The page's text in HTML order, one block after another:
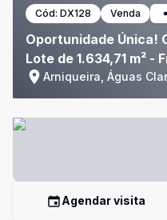
Cód: DX128 Venda
Oportunidade Única!
Lote de 1.634,71 m² -
Arniqueira, Águas
Agendar visita